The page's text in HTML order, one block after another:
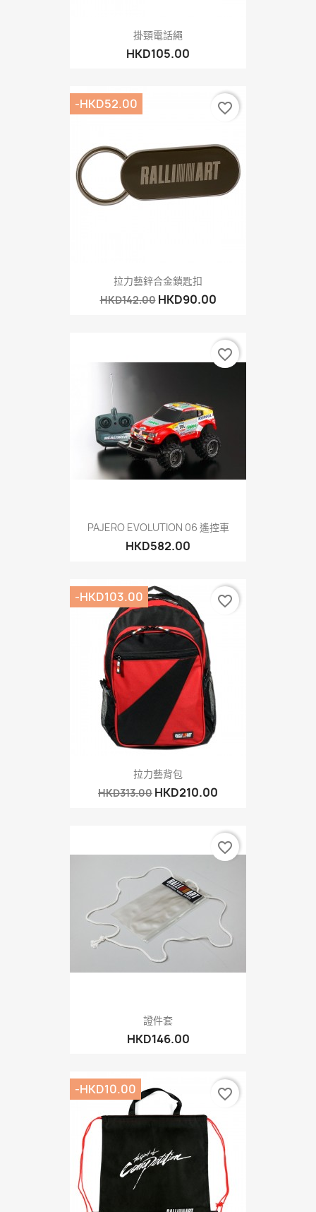
掛頸電話繩
HKD105.00
拉力藝鋅合金鎖匙扣
HKD142.00 HKD90.00
-HKD52.00 favorite_border
PAJERO EVOLUTION 06 遙控車
HKD582.00
favorite_border
拉力藝背包
HKD313.00 HKD210.00
-HKD103.00 favorite_border
證件套
HKD146.00
favorite_border
-HKD10.00 favorite_border